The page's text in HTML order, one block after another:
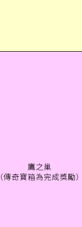
鷹之巢
（傳奇寶箱為完成獎勵